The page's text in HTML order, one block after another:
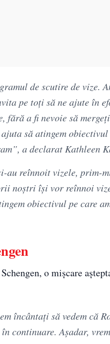
de scutire de vize.
pe toţi să ne ajute în
a fi nevoie să
să atingem obiectivul
a declarat Kathleen
au reînnoit vizele, prim-
noştri îşi vor reînnoi
obiectivul pe care
o mișcare
încântaţi să vedem că
continuare. Aşadar,